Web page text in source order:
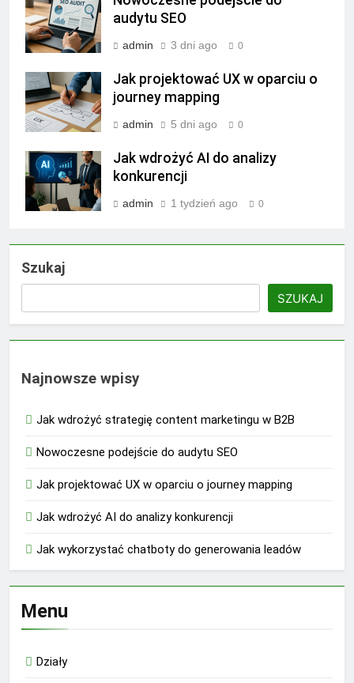
audytu SEO
admin 3 dni ago 0
Jak projektować UX w oparciu o
journey mapping
admin 5 dni ago 0
Jak wdrożyć AI do analizy
konkurencji
admin 1 tydzień ago 0
Szukaj
SZUKAJ
Najnowsze wpisy
Jak wdrożyć strategię content marketingu w B2B
Nowoczesne podejście do audytu SEO
Jak projektować UX w oparciu o journey mapping
Jak wdrożyć AI do analizy konkurencji
Jak wykorzystać chatboty do generowania leadów
Menu
Działy